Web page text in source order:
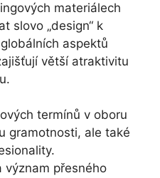
materiálech
slovo „design“ k
aspektů
větší atraktivitu
termínů v oboru
gramotnosti, ale také
význam přesného